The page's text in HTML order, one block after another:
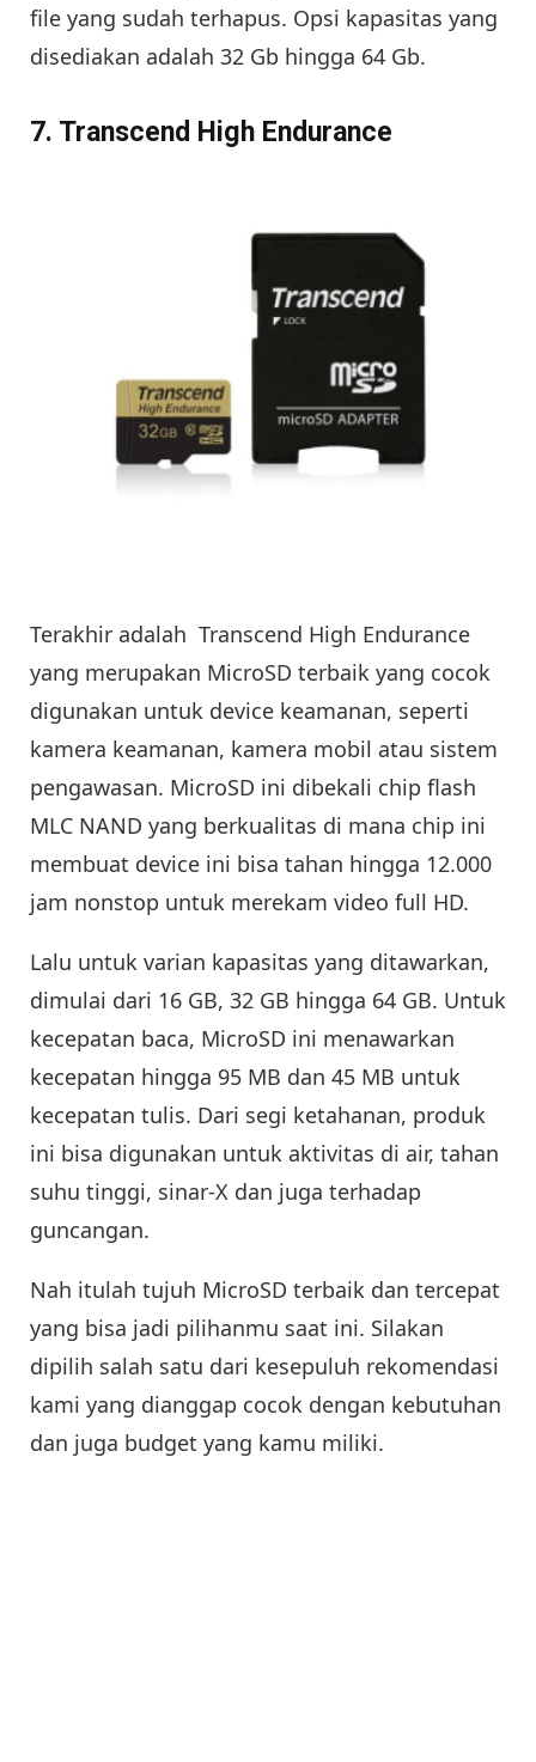
file yang sudah terhapus. Opsi kapasitas yang
disediakan adalah 32 Gb hingga 64 Gb.
7. Transcend High Endurance
Terakhir adalah Transcend High Endurance
yang merupakan MicroSD terbaik yang cocok
digunakan untuk device keamanan, seperti
kamera keamanan, kamera mobil atau sistem
pengawasan. MicroSD ini dibekali chip flash
MLC NAND yang berkualitas di mana chip ini
membuat device ini bisa tahan hingga 12.000
jam nonstop untuk merekam video full HD.
Lalu untuk varian kapasitas yang ditawarkan,
dimulai dari 16 GB, 32 GB hingga 64 GB. Untuk
kecepatan baca, MicroSD ini menawarkan
kecepatan hingga 95 MB dan 45 MB untuk
kecepatan tulis. Dari segi ketahanan, produk
ini bisa digunakan untuk aktivitas di air, tahan
suhu tinggi, sinar-X dan juga terhadap
guncangan.
Nah itulah tujuh MicroSD terbaik dan tercepat
yang bisa jadi pilihanmu saat ini. Silakan
dipilih salah satu dari kesepuluh rekomendasi
kami yang dianggap cocok dengan kebutuhan
dan juga budget yang kamu miliki.